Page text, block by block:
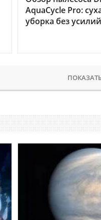
AquaCycle Pro:
уборка без усилий